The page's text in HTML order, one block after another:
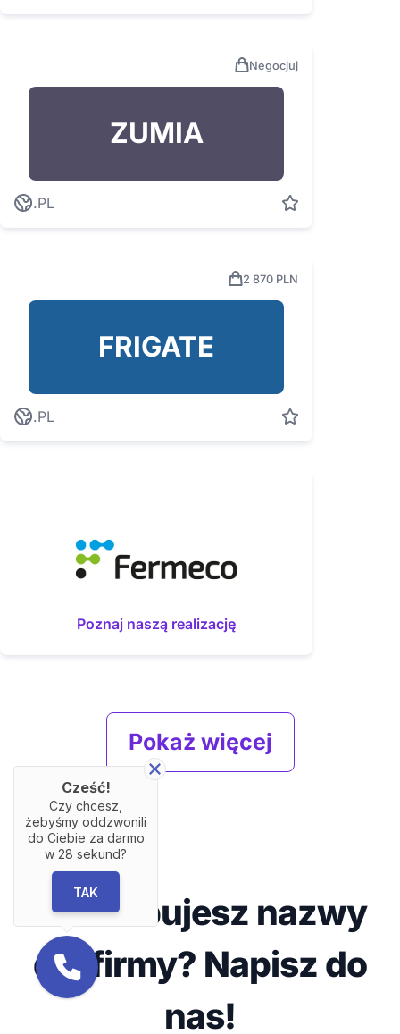
Negocjuj
ZUMIA
.PL
2 870 PLN
FRIGATE
.PL
Poznaj naszą realizację
Pokaż więcej
Potrzebujesz nazwy
dla firmy? Napisz do
nas!
Cześć!
Czy chcesz,
żebyśmy oddzwonili
do Ciebie za darmo
w 28 sekund?
TAK